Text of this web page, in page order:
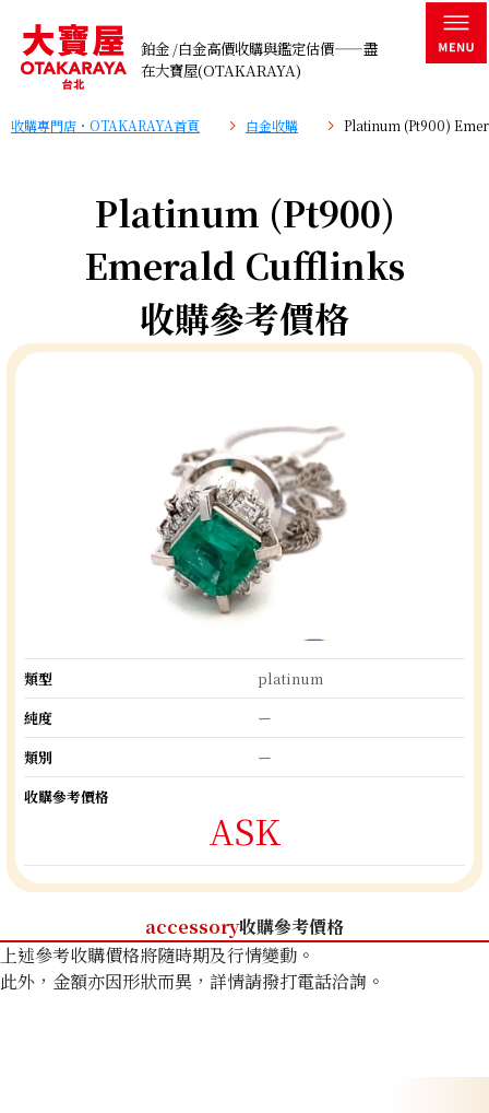
鉑金 /白金高價收購與鑑定估價——盡
在大寶屋(OTAKARAYA)
收購專門店・OTAKARAYA首頁 白金收購 Platinum (Pt900)
Platinum (Pt900)
Emerald Cufflinks
收購參考價格
類型
platinum
純度
ー
類別
ー
收購參考價格
ASK
accessory收購參考價格
上述參考收購價格將隨時期及行情變動。
此外，金額亦因形狀而異，詳情請撥打電話洽詢。